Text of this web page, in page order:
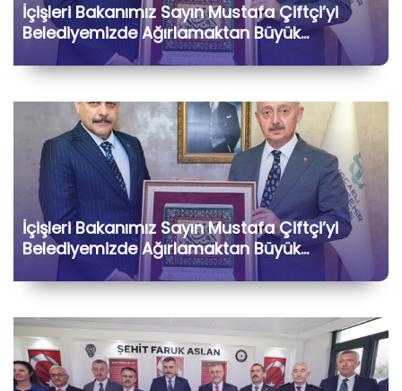
İçişleri Bakanımız Sayın Mustafa Çiftçi’yi
Belediyemizde Ağırlamaktan Büyük
Memnuniyet Duyduk
İçişleri Bakanımız Sayın Mustafa Çiftçi’yi
Belediyemizde Ağırlamaktan Büyük
Memnuniyet Duyduk